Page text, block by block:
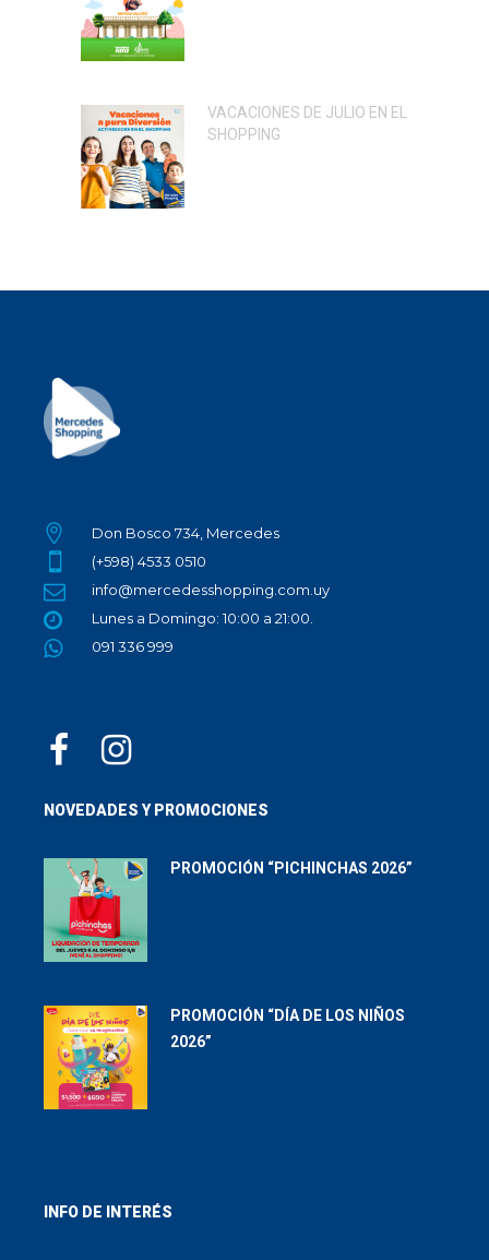
VACACIONES DE JULIO EN EL
SHOPPING
Don Bosco 734, Mercedes
(+598) 4533 0510
info@mercedesshopping.com.uy
Lunes a Domingo: 10:00 a 21:00.
091 336 999
NOVEDADES Y PROMOCIONES
PROMOCIÓN “PICHINCHAS 2026”
PROMOCIÓN “DÍA DE LOS NIÑOS
2026”
INFO DE INTERÉS